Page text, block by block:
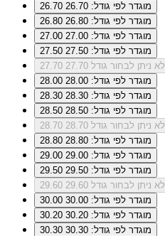
26.70
מוגדר לפי גודל: 26.70
26.80
מוגדר לפי גודל: 26.80
27.00
מוגדר לפי גודל: 27.00
27.50
מוגדר לפי גודל: 27.50
27.70
לא ניתן לבחור גודל 27.70
28.00
מוגדר לפי גודל: 28.00
28.30
מוגדר לפי גודל: 28.30
28.50
מוגדר לפי גודל: 28.50
28.70
לא ניתן לבחור גודל 28.70
28.80
מוגדר לפי גודל: 28.80
29.00
מוגדר לפי גודל: 29.00
29.50
מוגדר לפי גודל: 29.50
29.60
לא ניתן לבחור גודל 29.60
30.00
מוגדר לפי גודל: 30.00
30.20
מוגדר לפי גודל: 30.20
30.30
מוגדר לפי גודל: 30.30